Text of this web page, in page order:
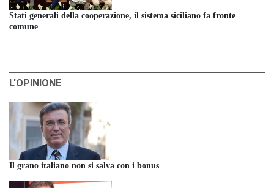
Stati generali della cooperazione, il sistema siciliano fa fronte
comune
L'OPINIONE
Il grano italiano non si salva con i bonus